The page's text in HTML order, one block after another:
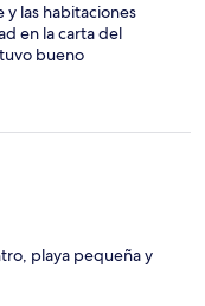
y las habitaciones
en la carta del
bueno
playa pequeña y